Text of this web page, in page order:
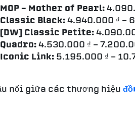
– Mother of Pearl:
Black:4.940.000 ₫ -
Classic Petite:
4.530.000 ₫ -
Link: 5.195.000 ₫ -
nối giữa các thương hiệu